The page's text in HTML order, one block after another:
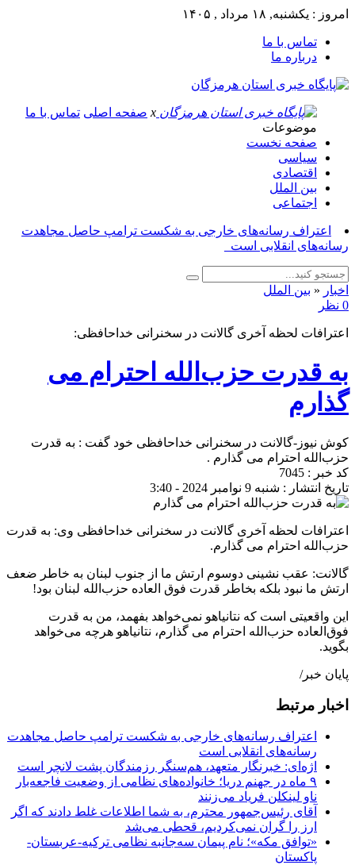
امروز : یکشنبه, ۱۸ مرداد , ۱۴۰۵
تماس با ما
درباره ما
x صفحه اصلی تماس با ما
موضوعات
صفحه نخست
سیاسی
اقتصادی
بین الملل
اجتماعی
اعتراف رسانه‌های خارجی به شکست ترامپ حاصل مجاهدت
رسانه‌های انقلابی است_
اخبار « بین الملل
0 نظر
اعترافات لحظه آخری گالانت در سخنرانی خداحافظی:
به قدرت حزب‌الله احترام می
گذارم
کوش نیوز-گالانت در سخنرانی خداحافظی خود گفت : به قدرت
حزب‌الله احترام می گذارم .
کد خبر : 7045
تاریخ انتشار : شنبه 9 نوامبر 2024 - 3:40
اعترافات لحظه آخری گالانت در سخنرانی خداحافظی وی: به قدرت
حزب‌الله احترام می گذارم.
گالانت: عقب نشینی دوسوم ارتش ما از جنوب لبنان به خاطر ضعف
ارتش ما نبود بلکه بخاطر قدرت فوق العاده حزب‌الله لبنان بود! ‌
این واقعیتی است که نتانیاهو نمی‌خواهد بفهمد، من‌ به قدرت
فوق‌العاده حزب‌الله احترام می گذارم، نتانیاهو هرچه‌ می‌خواهد
بگوید.
پایان خبر/
اخبار مرتبط
اعتراف رسانه‌های خارجی به شکست ترامپ حاصل مجاهدت
رسانه‌های انقلابی است
اژه‌ای: خبرنگار متعهد، هم‌سنگر رزمندگان پشت لانچر است
۹ ماه در جهنم دریا؛ خانواده‌های نظامی از وضعیت فاجعه‌بار
ناو لینکلن فریاد می‌زنند
آقای رئیس‌جمهور محترم، به شما اطلاعات غلط دادند که اگر
ارز را گران نمی‌کردیم، قحطی می‌شد
«توافق مکه»؛ نام پیمان سه‌جانبه نظامی ترکیه-عربستان-
پاکستان